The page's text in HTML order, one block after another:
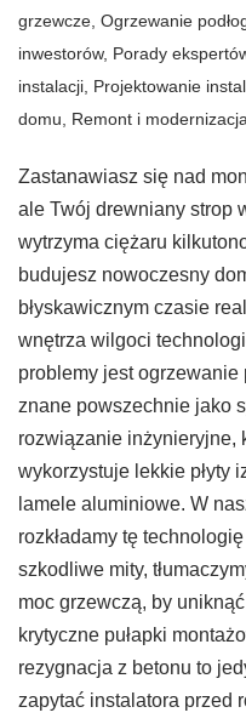
grzewcze Ogrzewanie
inwestorów, Porady
instalacji Projektowanie
domu
Remont i modernizacja
Zastanawiasz się nad
ale Twój drewniany strop
wytrzyma ciężaru
budujesz nowoczesny
błyskawicznym czasie
wnętrza wilgoci
problemy jest ogrzewanie
znane powszechnie jako
rozwiązanie inżynieryjne,
wykorzystuje lekkie płyty
lamele aluminiowe. W
rozkładamy tę
szkodliwe mity,
moc grzewczą, by
krytyczne pułapki
rezygnacja z betonu to
zapytać instalatora przed